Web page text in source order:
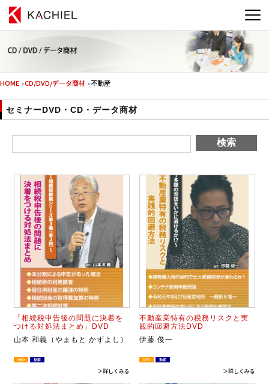
HOME ›CD/DVD/データ商材 › 不動産
セミナーDVD・CD・データ商材
「相続税申告後の問題に決着を
つける対処法まとめ」DVD
山本 和義（やまもと かずよし）
＞詳しくみる
不動産業特有の税務リスクと実
践的回避方法DVD
伊藤 俊一
＞詳しくみる